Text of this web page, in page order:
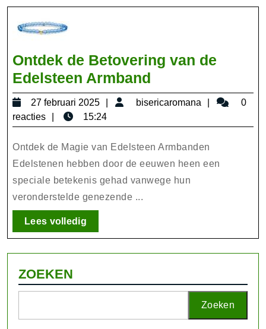
Look
Ontdek de Betovering van de
Edelsteen Armband
de
Betovering
van
de
Edelsteen
Armband
27 februari 2025
27
2025
bisericaromana
0
reacties
15:24
Ontdek de Magie van Edelsteen Armbanden
Edelstenen hebben door de eeuwen heen een
speciale betekenis gehad vanwege hun
veronderstelde genezende ...
Lees volledigLees
volledig
ZOEKEN
Zoeken